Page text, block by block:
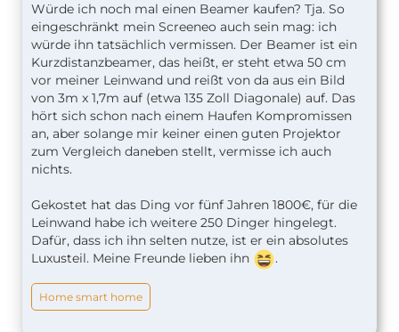
Würde ich noch mal einen Beamer kaufen? Tja. So
eingeschränkt mein Screeneo auch sein mag: ich
würde ihn tatsächlich vermissen. Der Beamer ist ein
Kurzdistanzbeamer, das heißt, er steht etwa 50 cm
vor meiner Leinwand und reißt von da aus ein Bild
von 3m x 1,7m auf (etwa 135 Zoll Diagonale) auf. Das
hört sich schon nach einem Haufen Kompromissen
an, aber solange mir keiner einen guten Projektor
zum Vergleich daneben stellt, vermisse ich auch
nichts.
Gekostet hat das Ding vor fünf Jahren 1800€, für die
Leinwand habe ich weitere 250 Dinger hingelegt.
Dafür, dass ich ihn selten nutze, ist er ein absolutes
Luxusteil. Meine Freunde lieben ihn
.
Home smart home